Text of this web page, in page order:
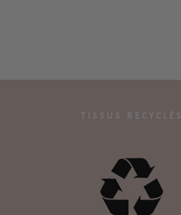
TISSUS RECYCLÉS